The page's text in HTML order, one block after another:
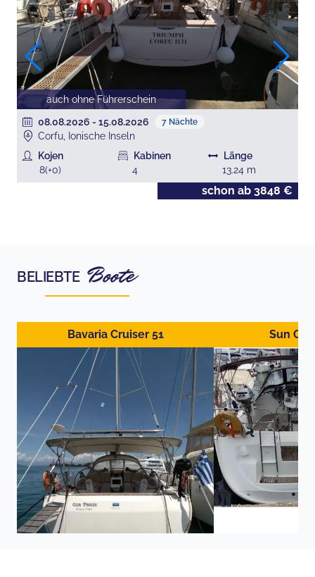
auch ohne Führerschein
08.08.2026 - 15.08.2026 7 Nächte
Corfu, Ionische Inseln
Kojen
8(+0)
Kabinen
4
Länge
13.24 m
schon ab 3848 €
BELIEBTE Boote
Bavaria Cruiser 51 Sun